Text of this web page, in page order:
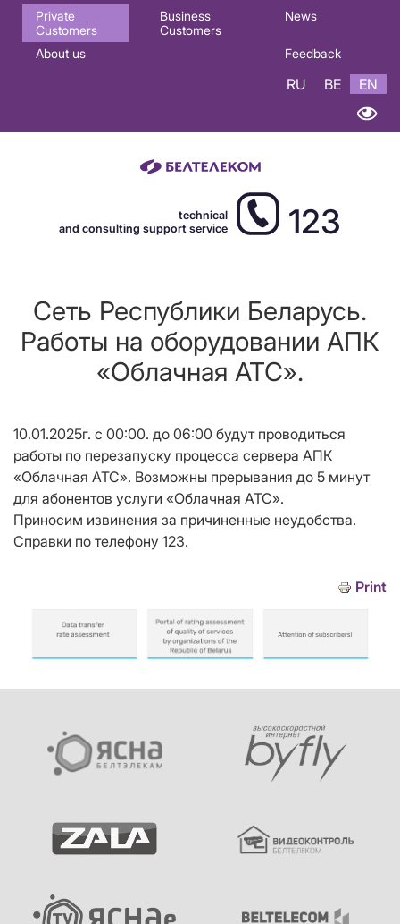
Основная
навигация
Private
Customers
Business
Customers
News
About us Feedback
RU BE EN
technical
and consulting support service
123
Сеть Республики Беларусь.
Работы на оборудовании АПК
«Облачная АТС».
10.01.2025г. с 00:00. до 06:00 будут проводиться
работы по перезапуску процесса сервера АПК
«Облачная АТС». Возможны прерывания до 5 минут
для абонентов услуги «Облачная АТС».
Приносим извинения за причиненные неудобства.
Справки по телефону 123.
Print